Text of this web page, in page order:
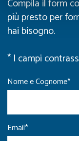
Compila il form
più presto per
hai bisogno.
* I campi
Nome e Cognome*
Email*